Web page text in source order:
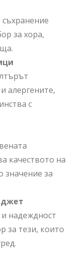
за хора,
алергените,
с
качеството на
значение за
надеждност
за тези, които